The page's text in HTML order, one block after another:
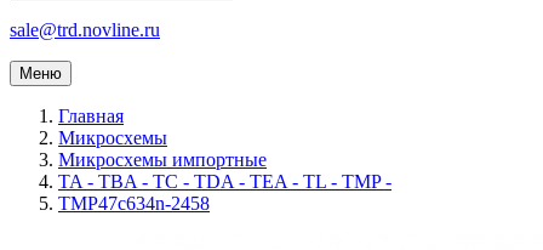
sale@trd.novline.ru
Меню
Главная
Микросхемы
Микросхемы импортные
TA - TBA - TC - TDA - TEA - TL - TMP -
TMP47c634n-2458